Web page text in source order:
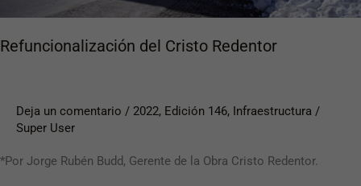
Refuncionalización del Cristo Redentor
Deja un comentario / 2022, Edición 146, Infraestructura /
Super User
*Por Jorge Rubén Budd, Gerente de la Obra Cristo Redentor.